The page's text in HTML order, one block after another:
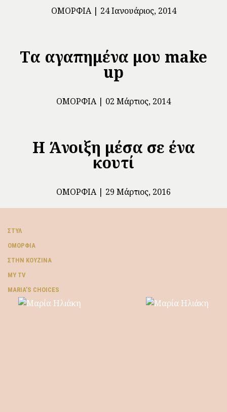
ΟΜΟΡΦΙΆ 24 Ιανουάριος, 2014
Τα αγαπημένα μου make
up
ΟΜΟΡΦΙΆ 02 Μάρτιος, 2014
Η Άνοιξη μέσα σε ένα
κουτί
ΟΜΟΡΦΙΆ 29 Μάρτιος, 2016
ΣΤΥΛ
ΟΜΟΡΦΙΆ
ΣΤΗΝ ΚΟΥΖΊΝΑ
MY TV
ΜARIA’S CHOICES